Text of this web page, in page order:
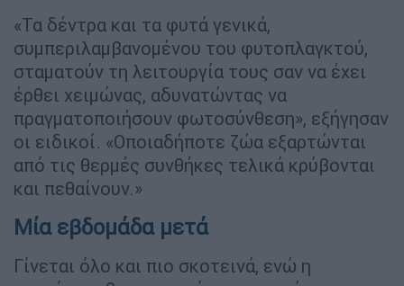
«Τα δέντρα και τα φυτά γενικά,
συμπεριλαμβανομένου του φυτοπλαγκτού,
σταματούν τη λειτουργία τους σαν να έχει
έρθει χειμώνας, αδυνατώντας να
πραγματοποιήσουν φωτοσύνθεση», εξήγησαν
οι ειδικοί. «Οποιαδήποτε ζώα εξαρτώνται
από τις θερμές συνθήκες τελικά κρύβονται
και πεθαίνουν.»
Μία εβδομάδα μετά
Γίνεται όλο και πιο σκοτεινά, ενώ η